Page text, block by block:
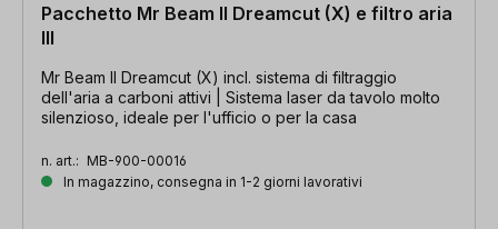
Pacchetto Mr Beam II Dreamcut (X) e filtro aria
III
Mr Beam II Dreamcut (X) incl. sistema di filtraggio
dell'aria a carboni attivi | Sistema laser da tavolo molto
silenzioso, ideale per l'ufficio o per la casa
n. art.: MB-900-00016
In magazzino, consegna in 1-2 giorni lavorativi